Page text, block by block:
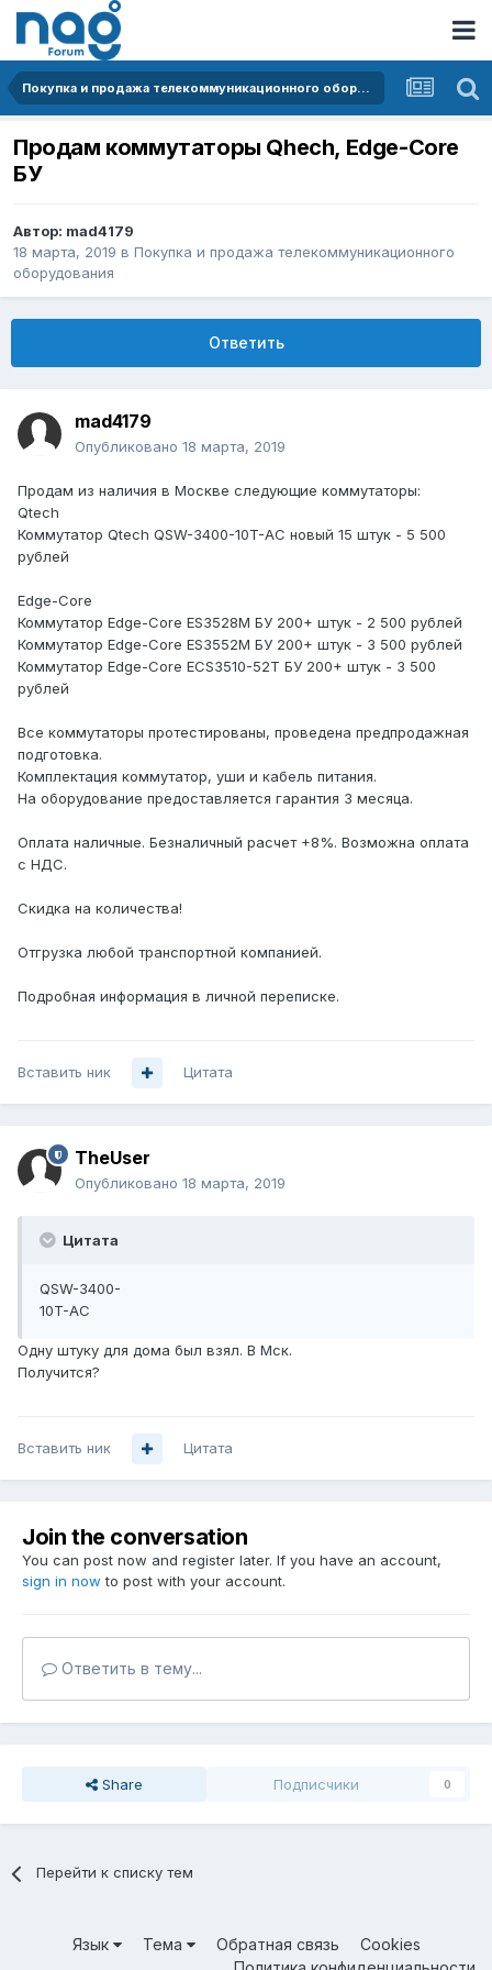
Покупка и продажа телекоммуникационного оборудования
Продам коммутаторы Qhech, Edge-Core
БУ
Автор: mad4179
18 марта, 2019 в Покупка и продажа телекоммуникационного
оборудования
Ответить
mad4179
Опубликовано 18 марта, 2019
Продам из наличия в Москве следующие коммутаторы:
Qtech
Коммутатор Qtech QSW-3400-10T-AC новый 15 штук - 5 500
рублей
Edge-Core
Коммутатор Edge-Core ES3528M БУ 200+ штук - 2 500 рублей
Коммутатор Edge-Core ES3552M БУ 200+ штук - 3 500 рублей
Коммутатор Edge-Core ECS3510-52T БУ 200+ штук - 3 500
рублей
Все коммутаторы протестированы, проведена предпродажная
подготовка.
Комплектация коммутатор, уши и кабель питания.
На оборудование предоставляется гарантия 3 месяца.
Оплата наличные. Безналичный расчет +8%. Возможна оплата
с НДС.
Скидка на количества!
Отгрузка любой транспортной компанией.
Подробная информация в личной переписке.
Вставить ник Цитата
TheUser
Опубликовано 18 марта, 2019
Цитата
QSW-3400-
10T-AC
Одну штуку для дома был взял. В Мск.
Получится?
Вставить ник Цитата
Join the conversation
You can post now and register later. If you have an account,
sign in now to post with your account.
Ответить в тему...
Share Подписчики 0
Перейти к списку тем
Язык Тема Обратная связь
Cookies